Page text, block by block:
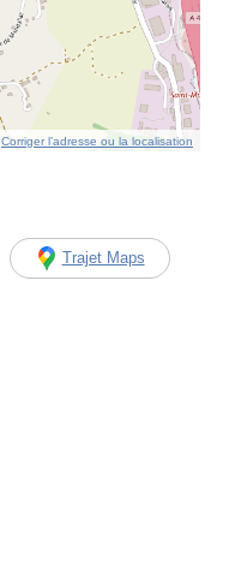
Corriger l’adresse ou la localisation
Trajet Maps